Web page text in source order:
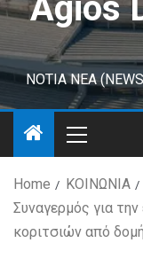
Agios
ΝΟΤΙΑ ΝΕΑ
Home
ΚΟΙΝΩΝΙΑ
Συναγερμός για
κοριτσιών από